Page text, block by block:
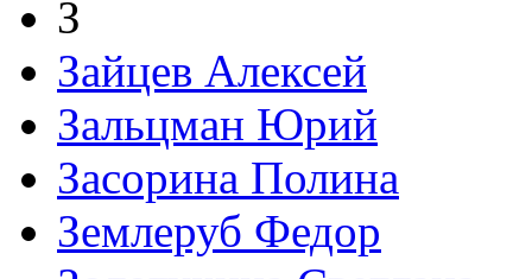
З
Зайцев Алексей
Зальцман Юрий
Засорина Полина
Землеруб Федор